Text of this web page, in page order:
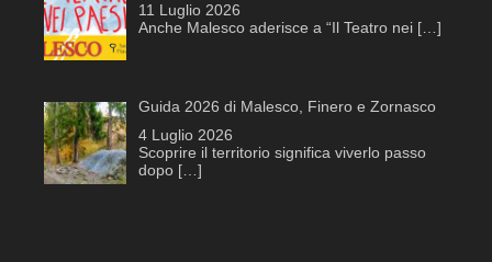
11 Luglio 2026
Anche Malesco aderisce a “Il Teatro nei […]
Guida 2026 di Malesco, Finero e Zornasco
4 Luglio 2026
Scoprire il territorio significa viverlo passo
dopo […]